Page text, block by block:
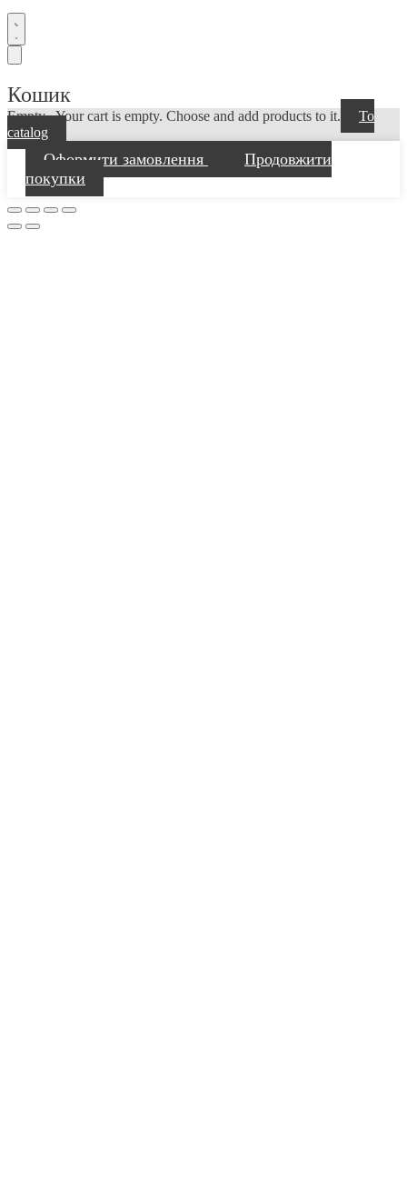
Кошик
Empty...Your cart is empty. Choose and add products to it.
To
catalog
Оформити замовлення
Продовжити
покупки